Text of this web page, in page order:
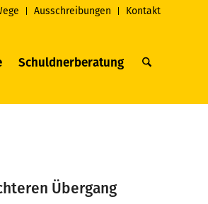
Ausschreibungen Kontakt
Schuldnerberatung
Übergang